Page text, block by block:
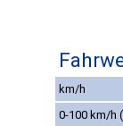
km/h
0-100 km/h